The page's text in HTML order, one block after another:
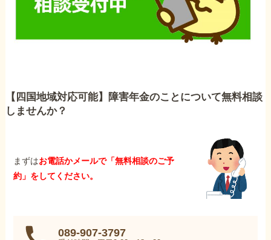
【四国地域対応可能】障害年金のことについて無料相談
しませんか？
まずはお電話かメールで「無料相談のご予
約」をしてください。
089-907-3797